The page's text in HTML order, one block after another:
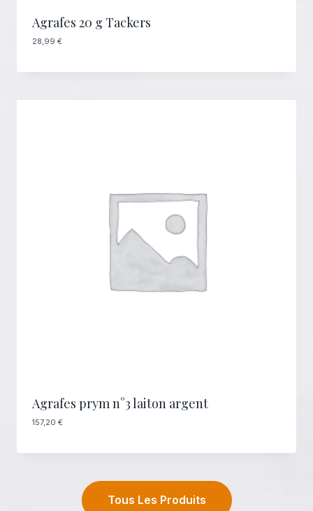
Agrafes 20 g Tackers
28,99€
Agrafes prym n°3 laiton argent
157,20€
Tous Les Produits